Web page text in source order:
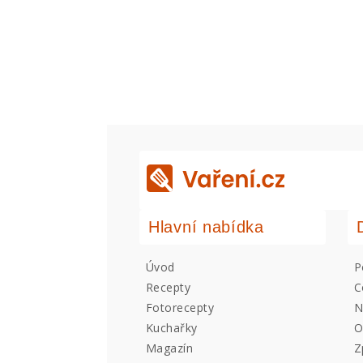
Hlavní nabídka
Úvod
Recepty
Fotorecepty
Kuchařky
Magazín